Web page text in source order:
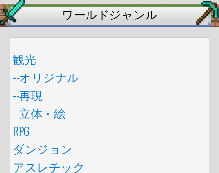
ワールドジャンル
観光
--オリジナル
--再現
--立体・絵
RPG
ダンジョン
アスレチック